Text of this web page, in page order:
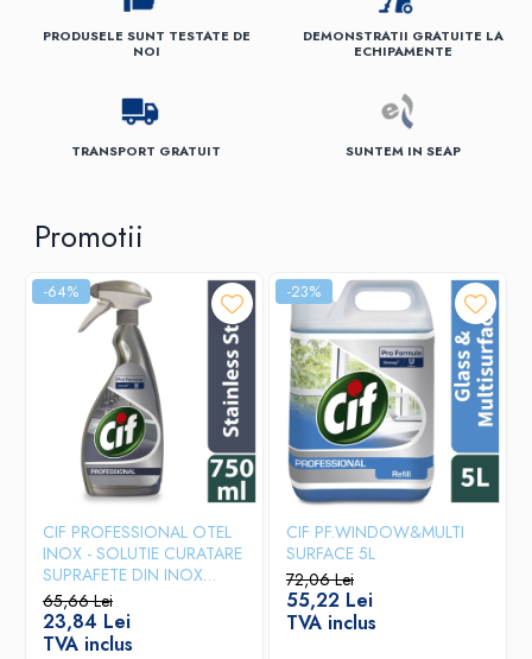
PRODUSELE SUNT TESTATE DE
NOI
DEMONSTRATII GRATUITE LA
ECHIPAMENTE
TRANSPORT GRATUIT SUNTEM IN SEAP
Promotii
-64%
CIF PROFESSIONAL OTEL
INOX - SOLUTIE CURATARE
SUPRAFETE DIN INOX
750ML
65,66 Lei
23,84 Lei
TVA inclus
-23%
CIF PF.WINDOW&MULTI
SURFACE 5L
72,06 Lei
55,22 Lei
TVA inclus